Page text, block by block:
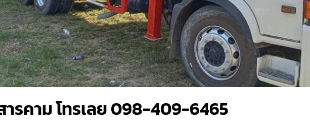
รคาม โทรเลย 098-409-6465